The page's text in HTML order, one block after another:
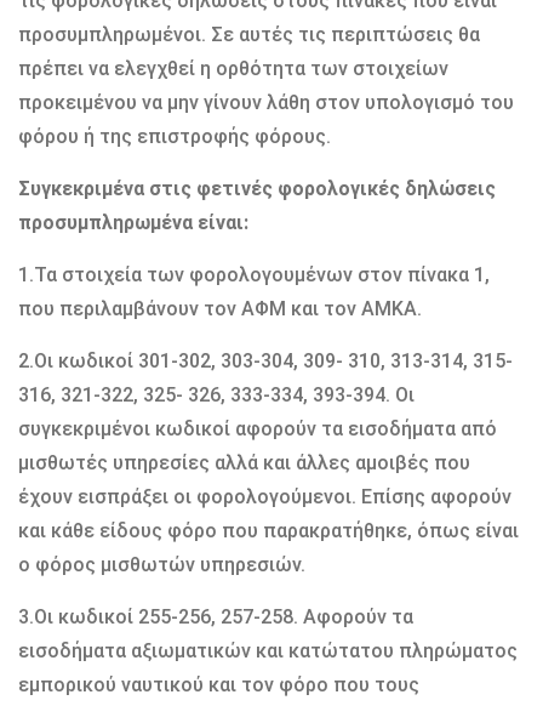
προσυμπληρωμένοι. Σε αυτές τις περιπτώσεις θα
πρέπει να ελεγχθεί η ορθότητα των στοιχείων
προκειμένου να μην γίνουν λάθη στον υπολογισμό του
φόρου ή της επιστροφής φόρους.
Συγκεκριμένα στις φετινές φορολογικές δηλώσεις
προσυμπληρωμένα είναι:
1.Τα στοιχεία των φορολογουμένων στον πίνακα 1,
που περιλαμβάνουν τον ΑΦΜ και τον ΑΜΚΑ.
2.Οι κωδικοί 301-302, 303-304, 309- 310, 313-314, 315-
316, 321-322, 325- 326, 333-334, 393-394. Οι
συγκεκριμένοι κωδικοί αφορούν τα εισοδήματα από
μισθωτές υπηρεσίες αλλά και άλλες αμοιβές που
έχουν εισπράξει οι φορολογούμενοι. Επίσης αφορούν
και κάθε είδους φόρο που παρακρατήθηκε, όπως είναι
ο φόρος μισθωτών υπηρεσιών.
3.Οι κωδικοί 255-256, 257-258. Αφορούν τα
εισοδήματα αξιωματικών και κατώτατου πληρώματος
εμπορικού ναυτικού και τον φόρο που τους